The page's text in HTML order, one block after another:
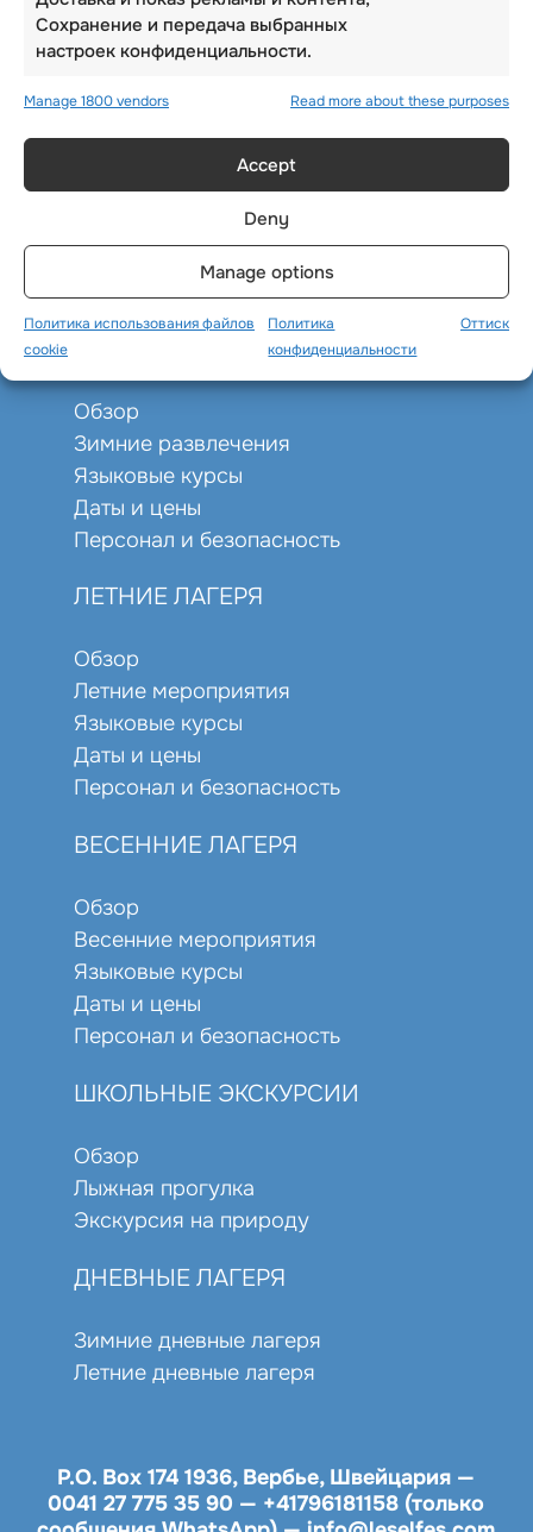
Сохранение и передача выбранных
настроек конфиденциальности.
Manage 1800 vendors Read more about these purposes
Accept
Deny
Manage options
Политика использования файлов
cookie
Политика
конфиденциальности
Оттиск
ЗИМНИЕ ЛАГЕРЯ
Обзор
Зимние развлечения
Языковые курсы
Даты и цены
Персонал и безопасность
ЛЕТНИЕ ЛАГЕРЯ
Обзор
Летние мероприятия
Языковые курсы
Даты и цены
Персонал и безопасность
ВЕСЕННИЕ ЛАГЕРЯ
Обзор
Весенние мероприятия
Языковые курсы
Даты и цены
Персонал и безопасность
ШКОЛЬНЫЕ ЭКСКУРСИИ
Обзор
Лыжная прогулка
Экскурсия на природу
ДНЕВНЫЕ ЛАГЕРЯ
Зимние дневные лагеря
Летние дневные лагеря
P.O. Box 174 1936, Вербье, Швейцария —
0041 27 775 35 90 — +41796181158 (только